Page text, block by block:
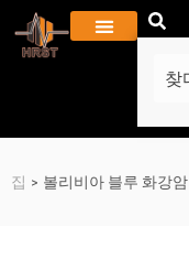
집 > 볼리비아 블루 화강암